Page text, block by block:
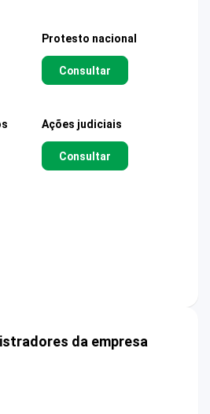
Protesto nacional
Consultar
Ações judiciais
Consultar
da empresa